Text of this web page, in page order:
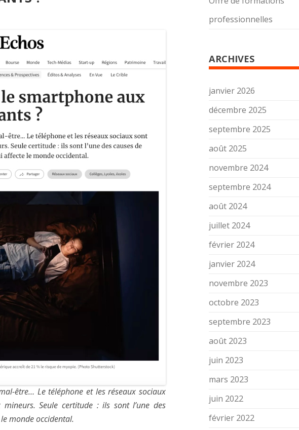
être… Le téléphone et les réseaux sociaux
Seule certitude : ils sont l’une des
monde occidental.
professionnelles
ARCHIVES
janvier 2026
décembre 2025
septembre 2025
août 2025
novembre 2024
septembre 2024
août 2024
juillet 2024
février 2024
janvier 2024
novembre 2023
octobre 2023
septembre 2023
août 2023
juin 2023
mars 2023
juin 2022
février 2022